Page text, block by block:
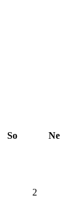
So Ne
2